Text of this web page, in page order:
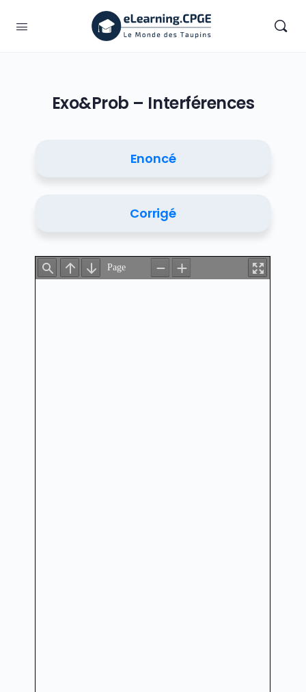
Exo&Prob – Interférences
Enoncé
Corrigé